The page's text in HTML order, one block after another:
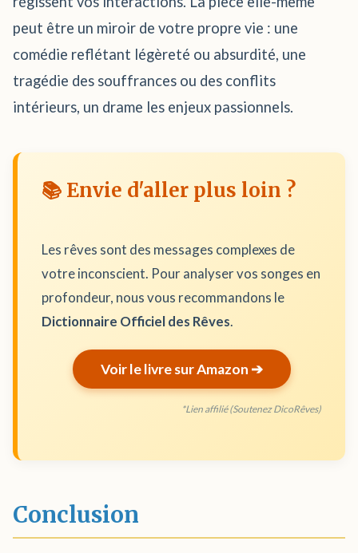
peut être un miroir de votre propre vie : une
comédie reflétant légèreté ou absurdité, une
tragédie des souffrances ou des conflits
intérieurs, un drame les enjeux passionnels.
📚 Envie d'aller plus loin ?
Les rêves sont des messages complexes de
votre inconscient. Pour analyser vos songes en
profondeur, nous vous recommandons le
Dictionnaire Officiel des Rêves.
Voir le livre sur Amazon ➔
*Lien affilié (Soutenez DicoRêves)
Conclusion